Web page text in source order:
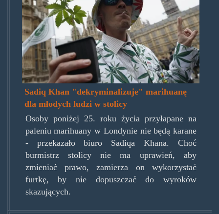
Sadiq Khan "dekryminalizuje" marihuanę
dla młodych ludzi w stolicy
Osoby poniżej 25. roku życia przyłapane na
paleniu marihuany w Londynie nie będą karane
- przekazało biuro Sadiqa Khana. Choć
burmistrz stolicy nie ma uprawień, aby
zmieniać prawo, zamierza on wykorzystać
furtkę, by nie dopuszczać do wyroków
skazujących.